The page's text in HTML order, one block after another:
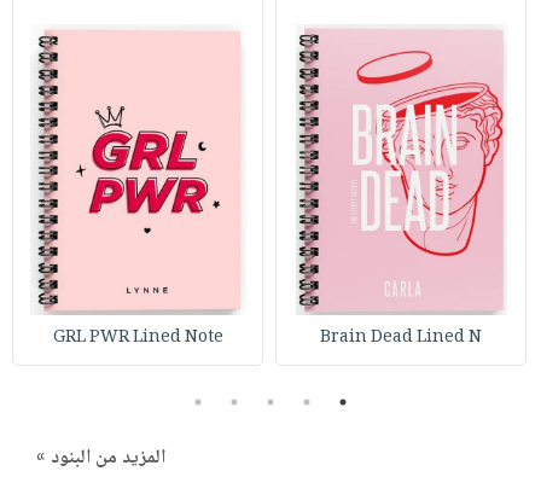
Brain Dead Lined N
GRL PWR Lined Note
1
2
3
4
5
المزيد من البنود »